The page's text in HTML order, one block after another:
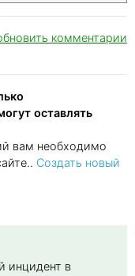
комментарии
оставлять
вам необходимо
Создать новый
инцидент в